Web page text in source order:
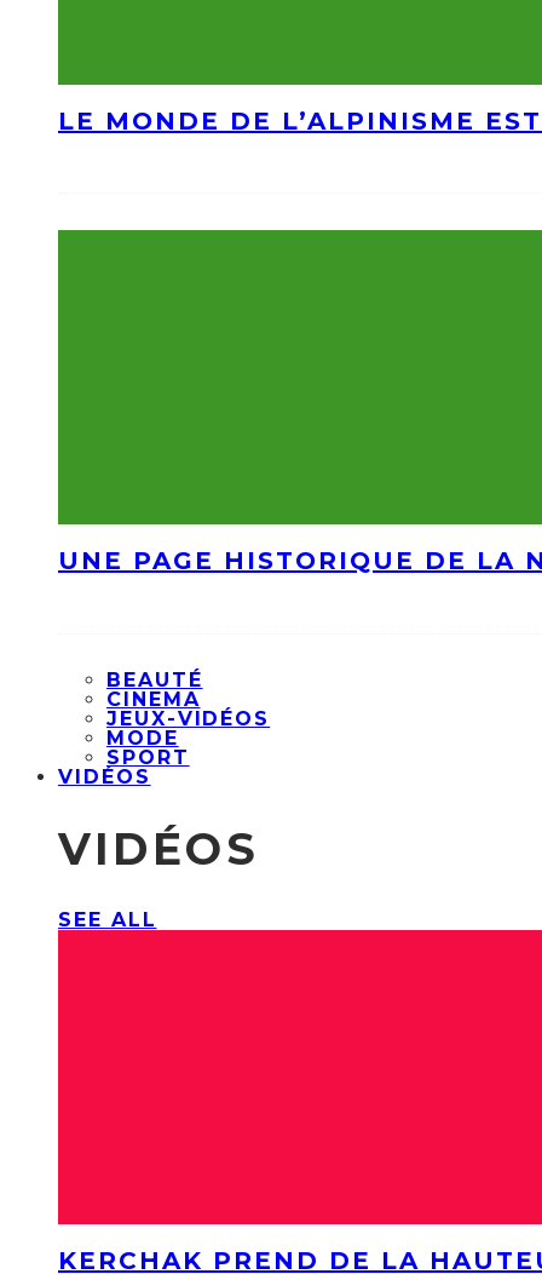
LE MONDE DE L’ALPINISME
UNE PAGE HISTORIQUE DE LA
BEAUTÉ
CINEMA
JEUX-VIDÉOS
MODE
SPORT
VIDÉOS
VIDÉOS
SEE ALL
KERCHAK PREND DE LA